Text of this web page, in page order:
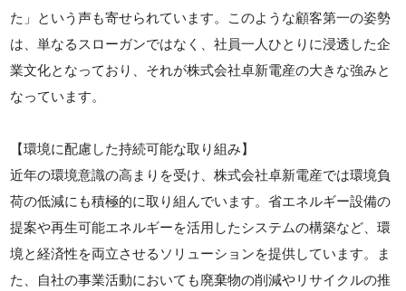
た」という声も寄せられています。このような顧客第一の姿勢
は、単なるスローガンではなく、社員一人ひとりに浸透した企
業文化となっており、それが株式会社卓新電産の大きな強みと
なっています。
【環境に配慮した持続可能な取り組み】
近年の環境意識の高まりを受け、株式会社卓新電産では環境負
荷の低減にも積極的に取り組んでいます。省エネルギー設備の
提案や再生可能エネルギーを活用したシステムの構築など、環
境と経済性を両立させるソリューションを提供しています。ま
た、自社の事業活動においても廃棄物の削減やリサイクルの推